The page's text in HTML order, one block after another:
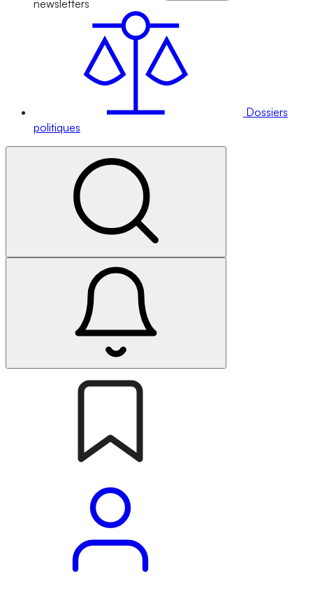
newsletters
Dossiers
politiques